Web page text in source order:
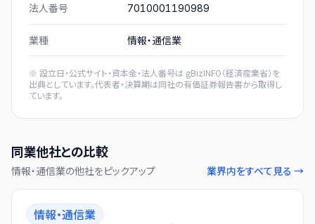
法人番号 7010001190989
業種 情報・通信業
※ 設立日・公式サイト・資本金・法人番号は gBizINFO（経済産業省）を
出典としています。代表者・決算期は同社の有価証券報告書から取得し
ています。
同業他社との比較
情報・通信業の他社をピックアップ 業界内をすべて見る →
情報・通信業